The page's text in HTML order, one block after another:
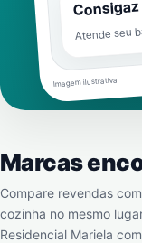
Atende seu
Imagem ilustrativa
Marcas
Compare revendas
cozinha no mesmo
Residencial Mariela